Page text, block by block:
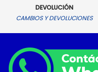
DEVOLUCIÓN
CAMBIOS Y DEVOLUCIONES